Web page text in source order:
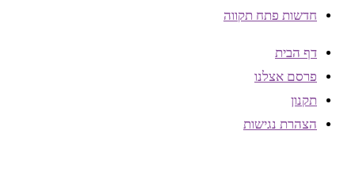
חדשות פתח תקווה
דף הבית
פרסם אצלנו
תקנון
הצהרת נגישות